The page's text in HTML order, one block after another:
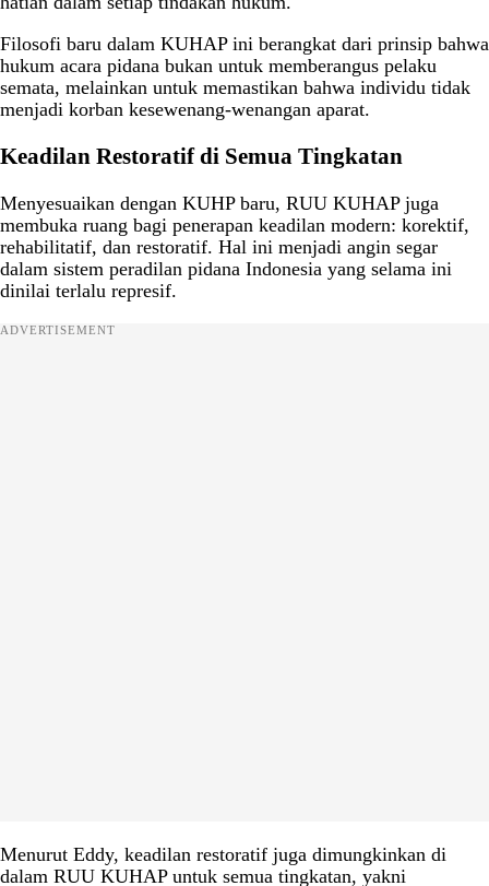
Filosofi baru dalam KUHAP ini berangkat dari prinsip bahwa
hukum acara pidana bukan untuk memberangus pelaku
semata, melainkan untuk memastikan bahwa individu tidak
menjadi korban kesewenang-wenangan aparat.
Keadilan Restoratif di Semua Tingkatan
Menyesuaikan dengan KUHP baru, RUU KUHAP juga
membuka ruang bagi penerapan keadilan modern: korektif,
rehabilitatif, dan restoratif. Hal ini menjadi angin segar
dalam sistem peradilan pidana Indonesia yang selama ini
dinilai terlalu represif.
ADVERTISEMENT
Menurut Eddy, keadilan restoratif juga dimungkinkan di
dalam RUU KUHAP untuk semua tingkatan, yakni